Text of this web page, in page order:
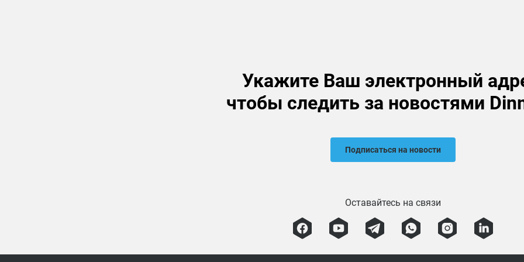
Укажите Ваш электронный
чтобы следить за новостями
Подписаться на новости
Оставайтесь на связи